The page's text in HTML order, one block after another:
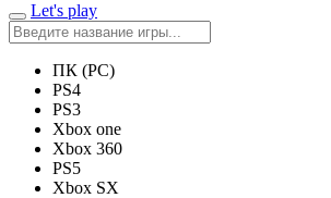
Let's play
ПК (PC)
PS4
PS3
Xbox one
Xbox 360
PS5
Xbox SX